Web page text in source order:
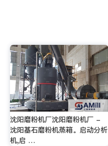
沈阳磨粉机厂沈阳磨粉机厂 -
沈阳基石磨粉机蒸箱。启动分析
机,启 …